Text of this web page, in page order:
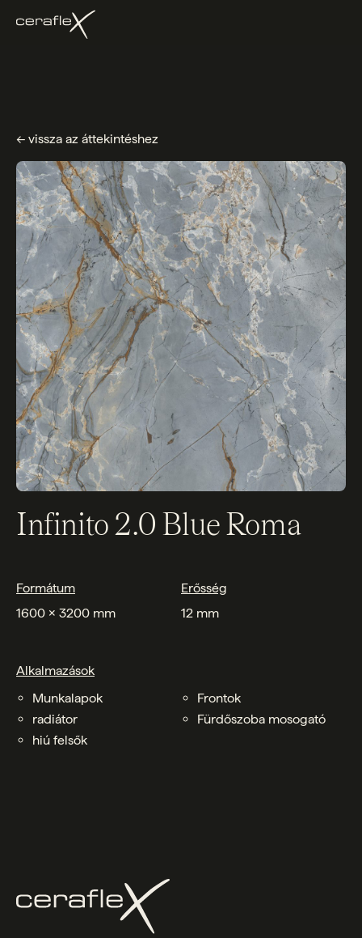
← vissza az áttekintéshez
Infinito 2.0 Blue Roma
Formátum
Erősség
1600 x 3200 mm
12 mm
Alkalmazások
Munkalapok
Frontok
radiátor
Fürdőszoba mosogató
hiú felsők